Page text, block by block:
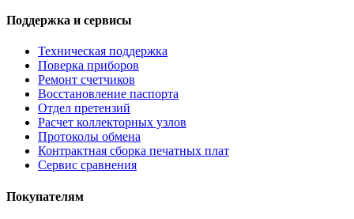
Поддержка и сервисы
Техническая поддержка
Поверка приборов
Ремонт счетчиков
Восстановление паспорта
Отдел претензий
Расчет коллекторных узлов
Протоколы обмена
Контрактная сборка печатных плат
Сервис сравнения
Покупателям